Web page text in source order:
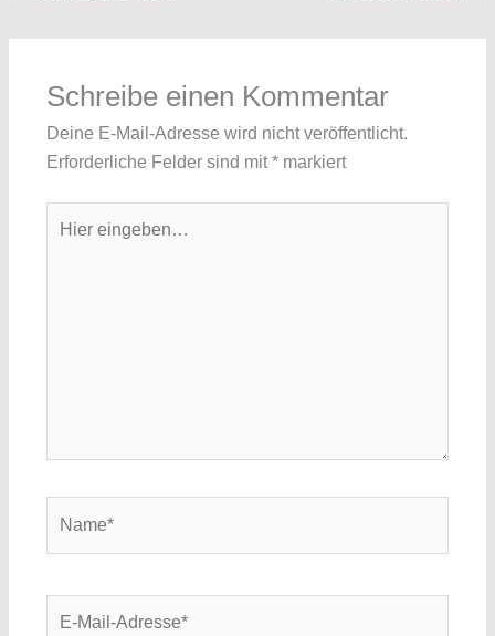
Schreibe einen Kommentar
Deine E-Mail-Adresse wird nicht veröffentlicht.
Erforderliche Felder sind mit*markiert
eingeben…